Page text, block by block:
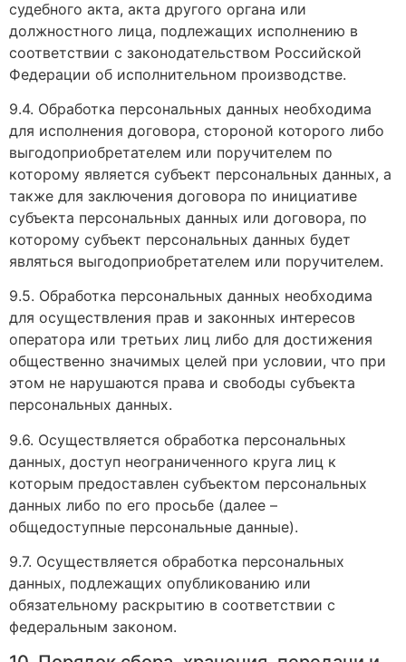
судебного акта, акта другого органа или
должностного лица, подлежащих исполнению в
соответствии с законодательством Российской
Федерации об исполнительном производстве.
9.4. Обработка персональных данных необходима
для исполнения договора, стороной которого либо
выгодоприобретателем или поручителем по
которому является субъект персональных данных, а
также для заключения договора по инициативе
субъекта персональных данных или договора, по
которому субъект персональных данных будет
являться выгодоприобретателем или поручителем.
9.5. Обработка персональных данных необходима
для осуществления прав и законных интересов
оператора или третьих лиц либо для достижения
общественно значимых целей при условии, что при
этом не нарушаются права и свободы субъекта
персональных данных.
9.6. Осуществляется обработка персональных
данных, доступ неограниченного круга лиц к
которым предоставлен субъектом персональных
данных либо по его просьбе (далее –
общедоступные персональные данные).
9.7. Осуществляется обработка персональных
данных, подлежащих опубликованию или
обязательному раскрытию в соответствии с
федеральным законом.